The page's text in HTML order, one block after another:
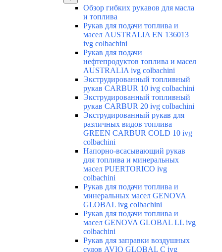
Обзор гибких рукавов для масла
и топлива
Рукав для подачи топлива и
масел AUSTRALIA EN 136013
ivg colbachini
Рукав для подачи
нефтепродуктов топлива и масел
AUSTRALIA ivg colbachini
Экструдированный топливный
рукав CARBUR 10 ivg colbachini
Экструдированный топливный
рукав CARBUR 20 ivg colbachini
Экструдированный рукав для
различных видов топлива
GREEN CARBUR COLD 10 ivg
colbachini
Напорно-всасывающий рукав
для топлива и минеральных
масел PUERTORICO ivg
colbachini
Рукав для подачи топлива и
минеральных масел GENOVA
GLOBAL ivg colbachini
Рукав для подачи топлива и
масел GENOVA GLOBAL LL ivg
colbachini
Рукав для заправки воздушных
судов AVIO GLOBAL C ivg